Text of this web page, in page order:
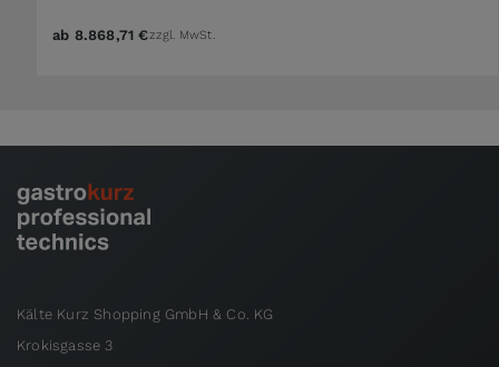
ab 8.868,71 €zzgl. MwSt.
Kälte Kurz Shopping GmbH & Co. KG
Krokisgasse 3